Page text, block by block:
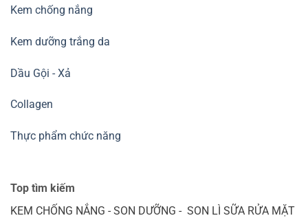
Kem chống nắng
Kem dưỡng trắng da
Dầu Gội - Xả
Collagen
Thực phẩm chức năng
Top tìm kiếm
KEM CHỐNG NẮNG - SON DƯỠNG - SON LÌ SỮA RỬA MẶT